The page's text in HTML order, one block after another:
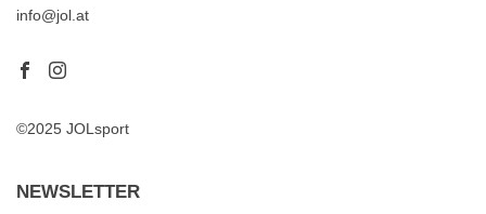
info@jol.at
©2025 JOLsport
NEWSLETTER